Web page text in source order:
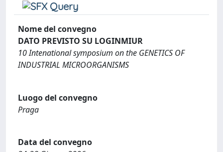
Nome del convegno
DATO PREVISTO SU LOGINMIUR
10 Intenational symposium on the GENETICS OF
INDUSTRIAL MICROORGANISMS
Luogo del convegno
Praga
Data del convegno